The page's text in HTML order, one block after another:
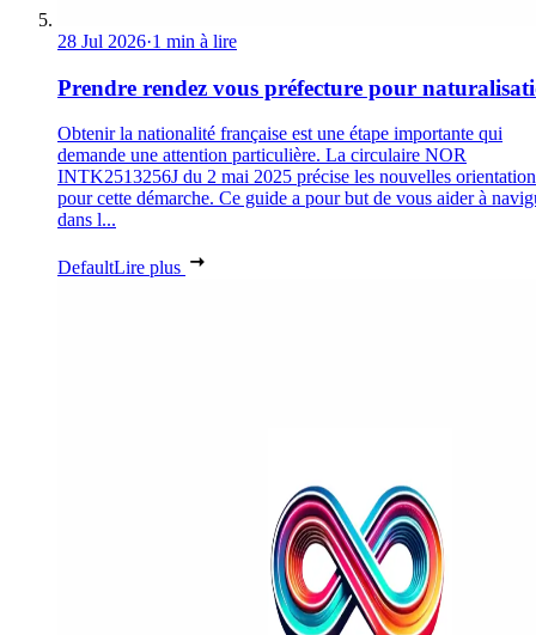
28 Jul 2026·1 min à lire
Prendre rendez vous préfecture pour
Obtenir la nationalité française est une étape importante qui
demande une attention particulière. La circulaire NOR
INTK2513256J du 2 mai 2025 précise les nouvelles
pour cette démarche. Ce guide a pour but de vous aider à
dans l...
DefaultLire plus